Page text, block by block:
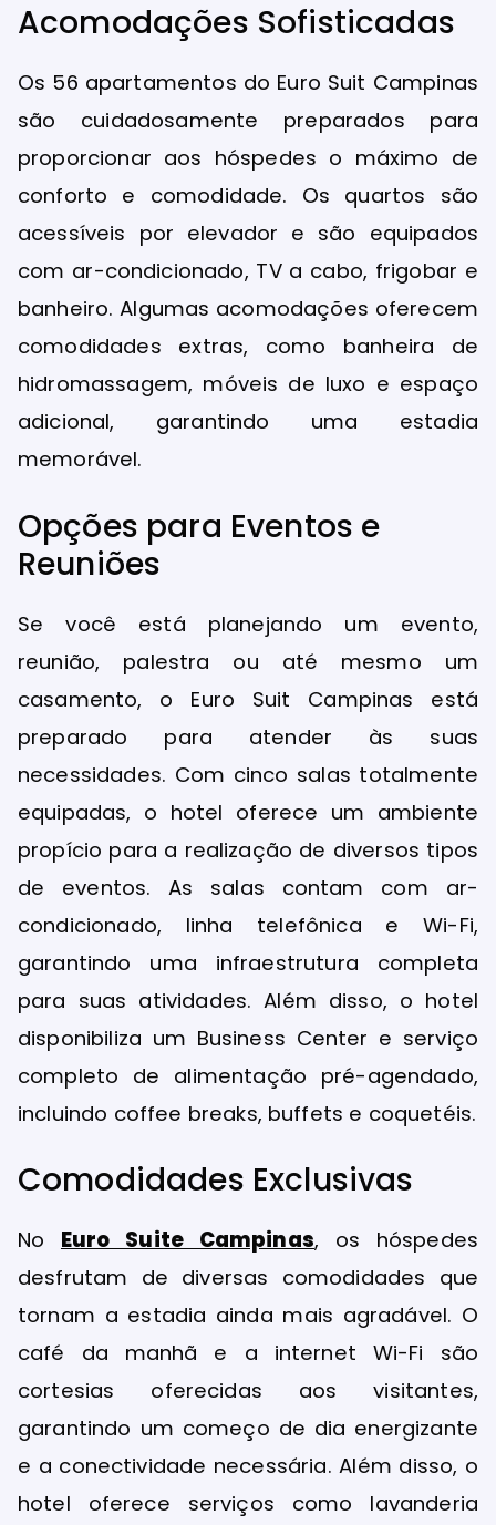
Acomodações Sofisticadas
Os 56 apartamentos do Euro Suit Campinas
são cuidadosamente preparados para
proporcionar aos hóspedes o máximo de
conforto e comodidade. Os quartos são
acessíveis por elevador e são equipados
com ar-condicionado, TV a cabo, frigobar e
banheiro. Algumas acomodações oferecem
comodidades extras, como banheira de
hidromassagem, móveis de luxo e espaço
adicional, garantindo uma estadia
memorável.
Opções para Eventos e
Reuniões
Se você está planejando um evento,
reunião, palestra ou até mesmo um
casamento, o Euro Suit Campinas está
preparado para atender às suas
necessidades. Com cinco salas totalmente
equipadas, o hotel oferece um ambiente
propício para a realização de diversos tipos
de eventos. As salas contam com ar-
condicionado, linha telefônica e Wi-Fi,
garantindo uma infraestrutura completa
para suas atividades. Além disso, o hotel
disponibiliza um Business Center e serviço
completo de alimentação pré-agendado,
incluindo coffee breaks, buffets e coquetéis.
Comodidades Exclusivas
No Euro Suite Campinas, os hóspedes
desfrutam de diversas comodidades que
tornam a estadia ainda mais agradável. O
café da manhã e a internet Wi-Fi são
cortesias oferecidas aos visitantes,
garantindo um começo de dia energizante
e a conectividade necessária. Além disso, o
hotel oferece serviços como lavanderia